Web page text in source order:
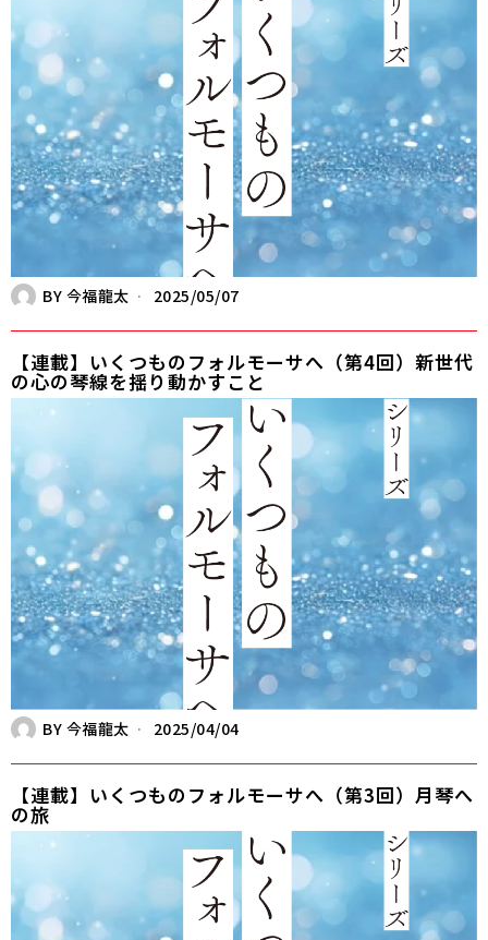
BY 今福龍太 2025/05/07
【連載】いくつものフォルモーサへ（第4回）新世代
の心の琴線を揺り動かすこと
BY 今福龍太 2025/04/04
【連載】いくつものフォルモーサへ（第3回）月琴へ
の旅